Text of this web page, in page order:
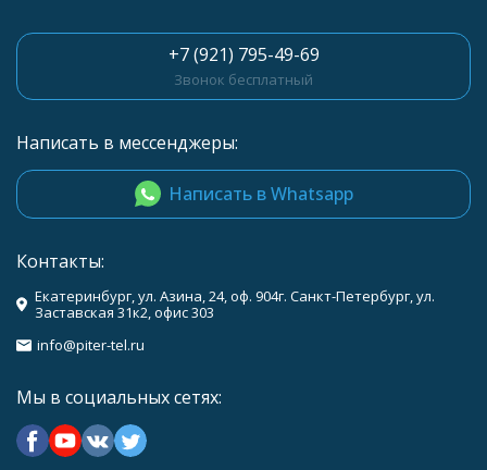
+7 (921) 795-49-69
Звонок бесплатный
Написать в мессенджеры:
Написать в Whatsapp
Контакты:
Екатеринбург, ул. Азина, 24, оф. 904г. Санкт-Петербург, ул.
Заставская 31к2, офис 303
info@piter-tel.ru
Мы в социальных сетях: